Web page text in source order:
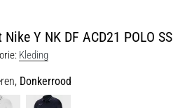
Nike Y NK DF ACD21 POLO SS
Kleding
Donkerrood